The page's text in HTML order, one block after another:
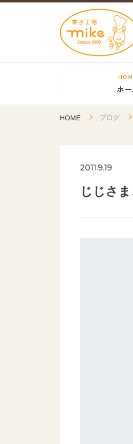
ホ
HOME ブログ
2011.9.19
じじさ